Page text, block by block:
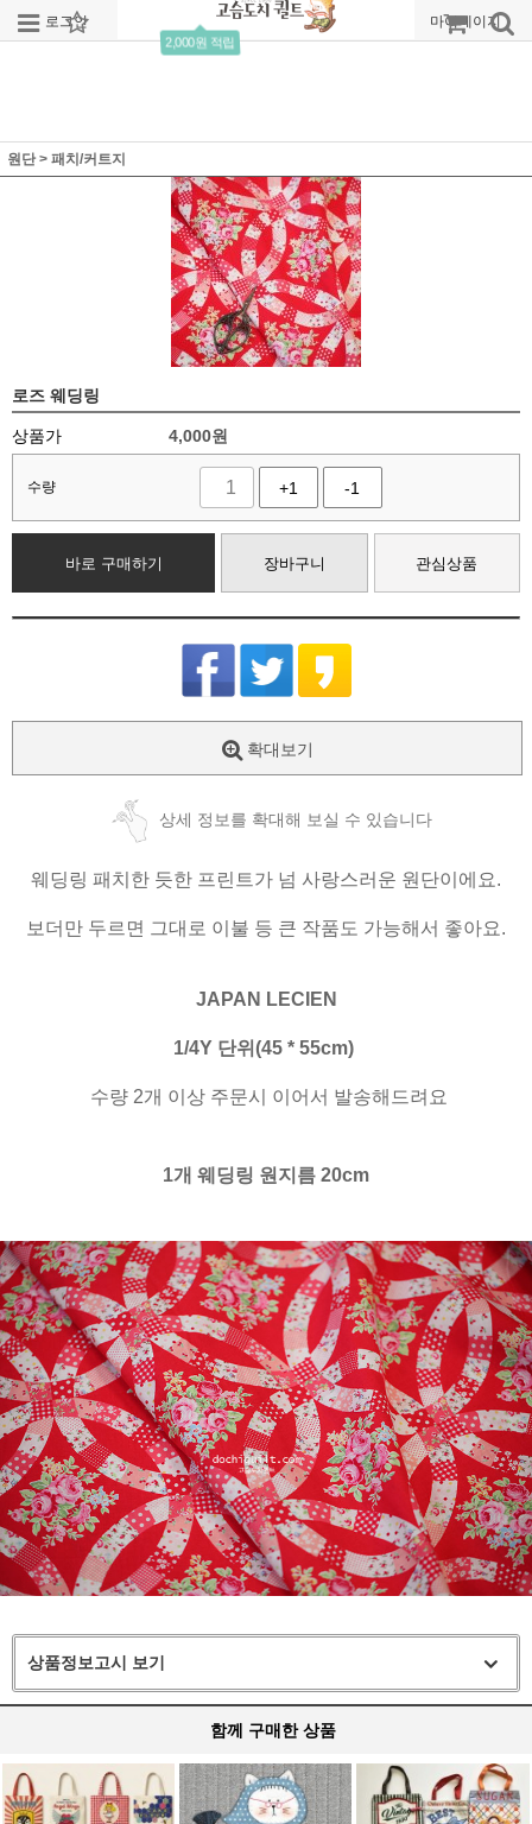
로그인 회원가입
2,000원 적립
주문조회 마이페이지
원단 > 패치/커트지
로즈 웨딩링
상품가 4,000원
수량 +1 -1
바로 구매하기 장바구니 관심상품
확대보기
상세 정보를 확대해 보실 수 있습니다
웨딩링 패치한 듯한 프린트가 넘 사랑스러운 원단이에요.
보더만 두르면 그대로 이불 등 큰 작품도 가능해서 좋아요.
JAPAN LECIEN
1/4Y 단위(45 * 55cm)
수량 2개 이상 주문시 이어서 발송해드려요
1개 웨딩링 원지름 20cm
상품정보고시 보기
함께 구매한 상품